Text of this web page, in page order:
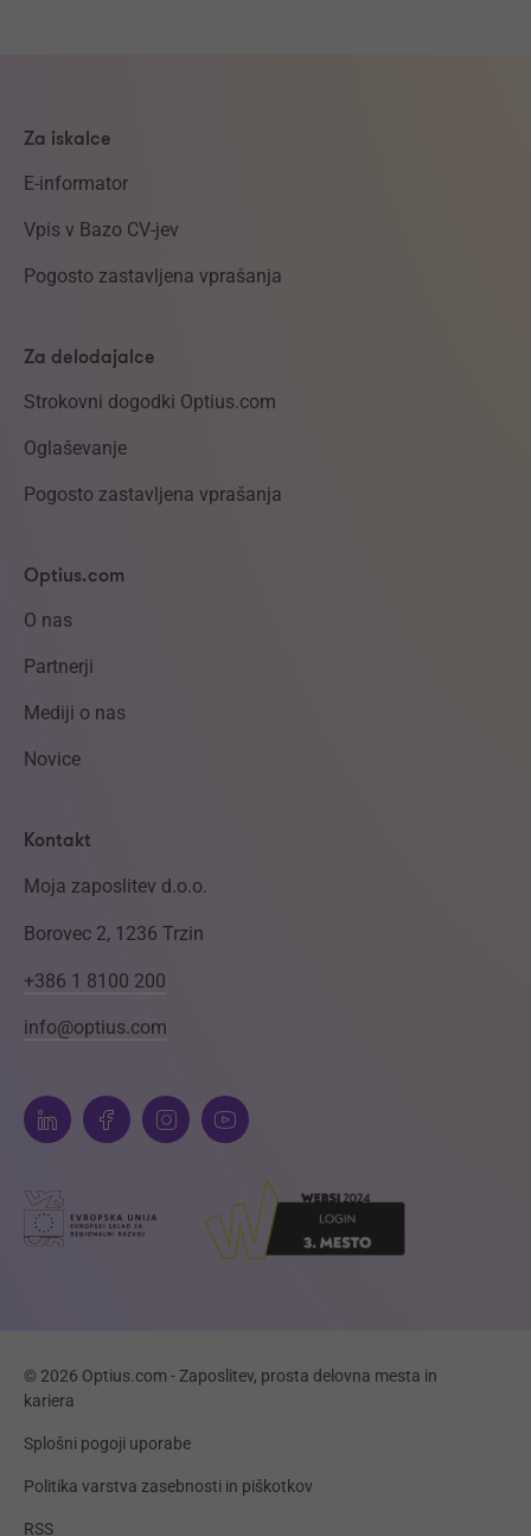
Za iskalce
E-informator
Vpis v Bazo CV-jev
Pogosto zastavljena vprašanja
Za delodajalce
Strokovni dogodki Optius.com
Oglaševanje
Pogosto zastavljena vprašanja
Optius.com
O nas
Partnerji
Mediji o nas
Novice
Kontakt
Moja zaposlitev d.o.o.
Borovec 2, 1236 Trzin
+386 1 8100 200
info@optius.com
© 2026 Optius.com - Zaposlitev, prosta delovna mesta in
kariera
Splošni pogoji uporabe
Politika varstva zasebnosti in piškotkov
RSS